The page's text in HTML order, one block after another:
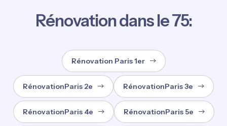
Rénovation dans le 75:
Rénovation Paris 1er
RénovationParis 2e RénovationParis 3e
RénovationParis 4e RénovationParis 5e